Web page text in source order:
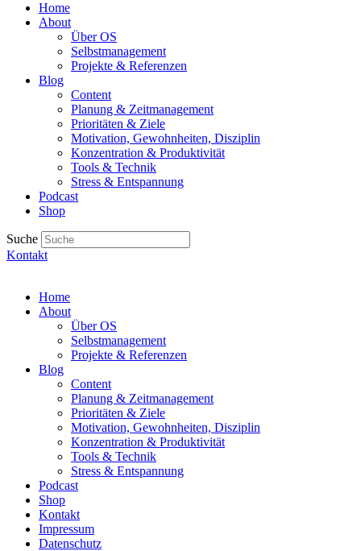
Home
About
Über OS
Selbstmanagement
Projekte & Referenzen
Blog
Content
Planung & Zeitmanagement
Prioritäten & Ziele
Motivation, Gewohnheiten, Disziplin
Konzentration & Produktivität
Tools & Technik
Stress & Entspannung
Podcast
Shop
Suche
Kontakt
Home
About
Über OS
Selbstmanagement
Projekte & Referenzen
Blog
Content
Planung & Zeitmanagement
Prioritäten & Ziele
Motivation, Gewohnheiten, Disziplin
Konzentration & Produktivität
Tools & Technik
Stress & Entspannung
Podcast
Shop
Kontakt
Impressum
Datenschutz